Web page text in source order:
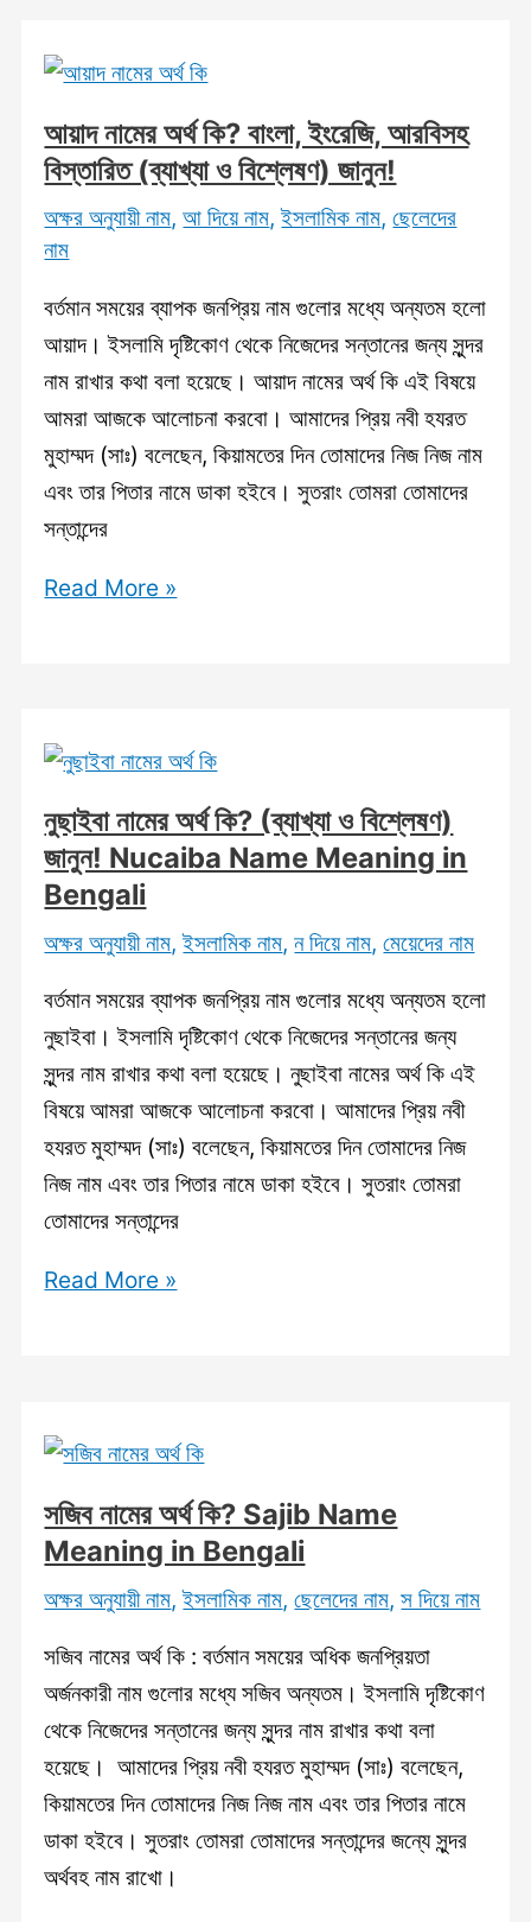
ইংরেজি,
আরবিসহ
বিস্তারিত
(ব্যাখ্যা
ও
বিশ্লেষণ)
জানুন!
আয়াদ নামের অর্থ কি? বাংলা, ইংরেজি, আরবিসহ
বিস্তারিত (ব্যাখ্যা ও বিশ্লেষণ) জানুন!
অক্ষর অনুযায়ী নাম,আ দিয়ে নাম,ইসলামিক নাম,ছেলেদের
নাম
বর্তমান সময়ের ব্যাপক জনপ্রিয় নাম গুলোর মধ্যে অন্যতম হলো
আয়াদ। ইসলামি দৃষ্টিকোণ থেকে নিজেদের সন্তানের জন্য সুন্দর
নাম রাখার কথা বলা হয়েছে। আয়াদ নামের অর্থ কি এই বিষয়ে
আমরা আজকে আলোচনা করবো। আমাদের প্রিয় নবী হযরত
মুহাম্মদ (সাঃ) বলেছেন, কিয়ামতের দিন তোমাদের নিজ নিজ নাম
এবং তার পিতার নামে ডাকা হইবে। সুতরাং তোমরা তোমাদের
সন্তান্দের
আয়াদ
ইংরেজি,
আরবিসহ
বিস্তারিত
(ব্যাখ্যা
ও
বিশ্লেষণ)
জানুন!
Read More »
নুছাইবা নামের অর্থ কি? (ব্যাখ্যা ও বিশ্লেষণ)
জানুন! Nucaiba Name Meaning in
Bengali
অক্ষর অনুযায়ী নাম,ইসলামিক নাম,ন দিয়ে নাম,মেয়েদের নাম
বর্তমান সময়ের ব্যাপক জনপ্রিয় নাম গুলোর মধ্যে অন্যতম হলো
নুছাইবা। ইসলামি দৃষ্টিকোণ থেকে নিজেদের সন্তানের জন্য
সুন্দর নাম রাখার কথা বলা হয়েছে। নুছাইবা নামের অর্থ কি এই
বিষয়ে আমরা আজকে আলোচনা করবো। আমাদের প্রিয় নবী
হযরত মুহাম্মদ (সাঃ) বলেছেন, কিয়ামতের দিন তোমাদের নিজ
নিজ নাম এবং তার পিতার নামে ডাকা হইবে। সুতরাং তোমরা
তোমাদের সন্তান্দের
নুছাইবা
ও
বিশ্লেষণ)
জানুন!
Nucaiba
Name
Meaning
in
Bengali
Read More »
সজিব নামের অর্থ কি? Sajib Name
Meaning in Bengali
অক্ষর অনুযায়ী নাম,ইসলামিক নাম,ছেলেদের নাম,স দিয়ে নাম
সজিব নামের অর্থ কি : বর্তমান সময়ের অধিক জনপ্রিয়তা
অর্জনকারী নাম গুলোর মধ্যে সজিব অন্যতম। ইসলামি দৃষ্টিকোণ
থেকে নিজেদের সন্তানের জন্য সুন্দর নাম রাখার কথা বলা
হয়েছে। আমাদের প্রিয় নবী হযরত মুহাম্মদ (সাঃ) বলেছেন,
কিয়ামতের দিন তোমাদের নিজ নিজ নাম এবং তার পিতার নামে
ডাকা হইবে। সুতরাং তোমরা তোমাদের সন্তান্দের জন্যে সুন্দর
অর্থবহ নাম রাখো।